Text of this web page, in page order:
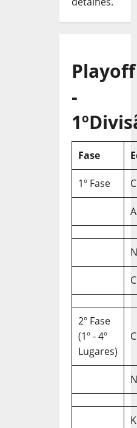
Playoff
-
Fase
1º Fase
2º Fase
(1º - 4º
Lugares)